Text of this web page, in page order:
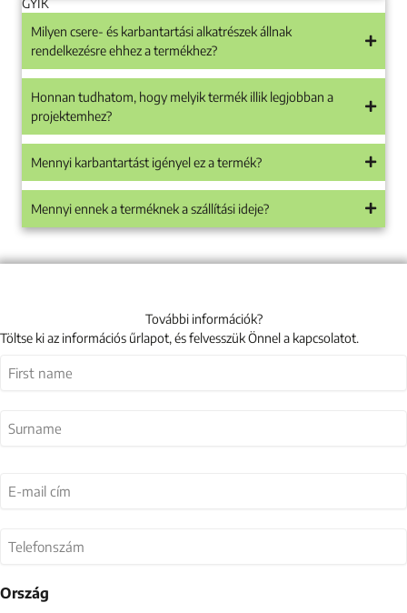
GYIK
Milyen csere- és karbantartási alkatrészek állnak
rendelkezésre ehhez a termékhez?
Honnan tudhatom, hogy melyik termék illik legjobban a
projektemhez?
Mennyi karbantartást igényel ez a termék?
Mennyi ennek a terméknek a szállítási ideje?
További információk?
Töltse ki az információs űrlapot, és felvesszük Önnel a kapcsolatot.
mail
Telefonszám
Ország